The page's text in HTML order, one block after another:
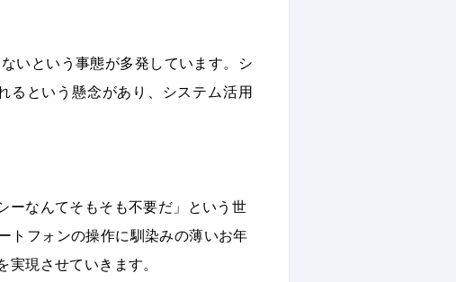
いという事態が多発しています。シ
るという懸念があり、システム活用
ーなんてそもそも不要だ」という世
トフォンの操作に馴染みの薄いお年
現させていきます。